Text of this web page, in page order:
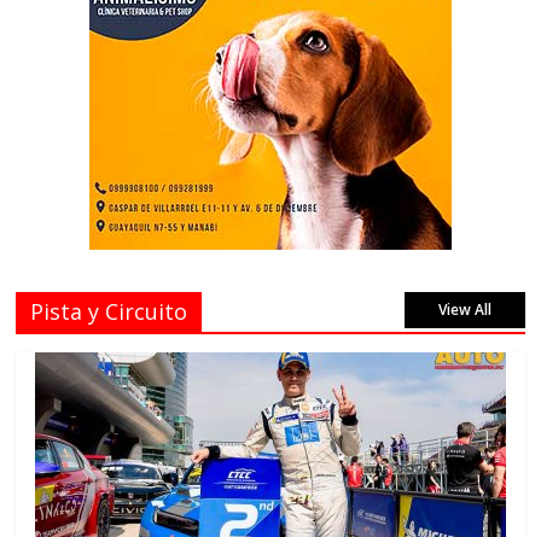
Pista y Circuito View All